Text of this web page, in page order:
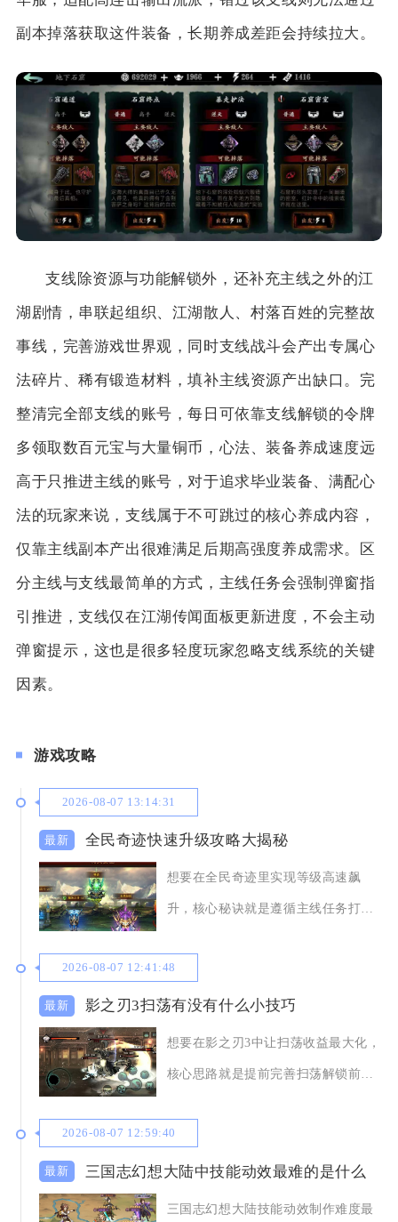
副本掉落获取这件装备，长期养成差距会持续拉大。
支线除资源与功能解锁外，还补充主线之外的江
湖剧情，串联起组织、江湖散人、村落百姓的完整故
事线，完善游戏世界观，同时支线战斗会产出专属心
法碎片、稀有锻造材料，填补主线资源产出缺口。完
整清完全部支线的账号，每日可依靠支线解锁的令牌
多领取数百元宝与大量铜币，心法、装备养成速度远
高于只推进主线的账号，对于追求毕业装备、满配心
法的玩家来说，支线属于不可跳过的核心养成内容，
仅靠主线副本产出很难满足后期高强度养成需求。区
分主线与支线最简单的方式，主线任务会强制弹窗指
引推进，支线仅在江湖传闻面板更新进度，不会主动
弹窗提示，这也是很多轻度玩家忽略支线系统的关键
因素。
游戏攻略
2026-08-07 13:14:31
全民奇迹快速升级攻略大揭秘
想要在全民奇迹里实现等级高速飙
升，核心秘诀就是遵循主线任务打
2026-08-07 12:41:48
影之刃3扫荡有没有什么小技巧
想要在影之刃3中让扫荡收益最大化，
核心思路就是提前完善扫荡解锁前置
2026-08-07 12:59:40
三国志幻想大陆中技能动效最难的是什么
三国志幻想大陆技能动效制作难度最